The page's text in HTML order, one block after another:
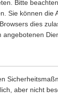
Bitte
Sie können die
dies
aber nicht